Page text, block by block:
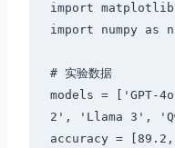
import
import numpy as
# 实验数据
models = ['GPT-
2', 'Llama 3',
accuracy =